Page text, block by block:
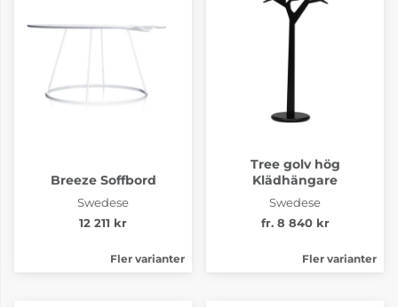
Breeze Soffbord
Swedese
12 211 kr
Fler varianter
Tree golv hög
Klädhängare
Swedese
fr. 8 840 kr
Fler varianter